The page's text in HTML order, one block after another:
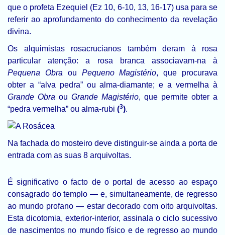
que o profeta Ezequiel (Ez 10, 6-10, 13, 16-17) usa para se
referir ao aprofundamento do conhecimento da revelação
divina.
Os alquimistas rosacrucianos também deram à rosa
particular atenção: a rosa branca associavam-na à
Pequena Obra ou Pequeno Magistério, que procurava
obter a “alva pedra” ou alma-diamante; e a vermelha à
Grande Obra ou Grande Magistério, que permite obter a
“pedra vermelha” ou alma-rubi (3).
Na fachada do mosteiro deve distinguir-se ainda a porta de
entrada com as suas 8 arquivoltas.
É significativo o facto de o portal de acesso ao espaço
consagrado do templo — e, simultaneamente, de regresso
ao mundo profano — estar decorado com oito arquivoltas.
Esta dicotomia, exterior-interior, assinala o ciclo sucessivo
de nascimentos no mundo físico e de regresso ao mundo